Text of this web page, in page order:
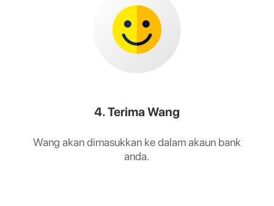
4. Terima Wang
Wang akan dimasukkan ke dalam akaun bank
anda.